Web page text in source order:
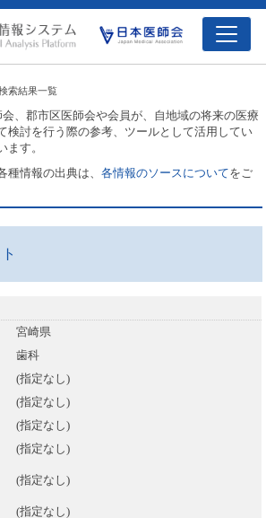
索結果一覧
、郡市区医師会や会員が、自地域の将来の医療
検討を行う際の参考、ツールとして活用してい
ます。
種情報の出典は、各情報のソースについてをご
宮崎県
歯科
(指定なし)
(指定なし)
(指定なし)
(指定なし)
(指定なし)
(指定なし)